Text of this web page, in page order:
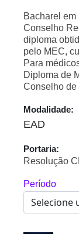
Bacharel
Conselho
diploma
pelo MEC,
Para
Diploma de
Conselho de
Modalidade:
EAD
Portaria:
Resolução
Período